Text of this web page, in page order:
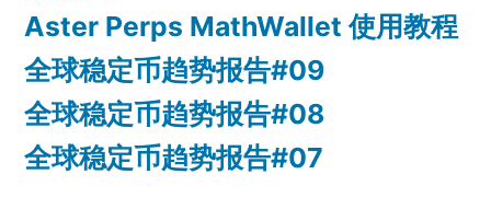
Aster Perps MathWallet 使用教程
全球稳定币趋势报告#09
全球稳定币趋势报告#08
全球稳定币趋势报告#07